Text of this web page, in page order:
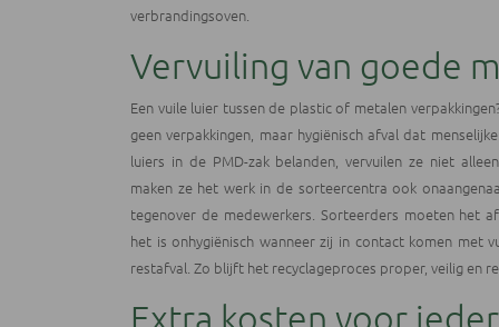
verbrandingsoven.
Vervuiling van goede
Een vuile luier tussen de plastic of metalen
geen verpakkingen, maar hygiënisch afval dat
luiers in de PMD-zak belanden, vervuilen ze niet
maken ze het werk in de sorteercentra ook
tegenover de medewerkers. Sorteerders moeten het
het is onhygiënisch wanneer zij in contact komen met
restafval. Zo blijft het recyclageproces proper, veilig en
Extra kosten voor